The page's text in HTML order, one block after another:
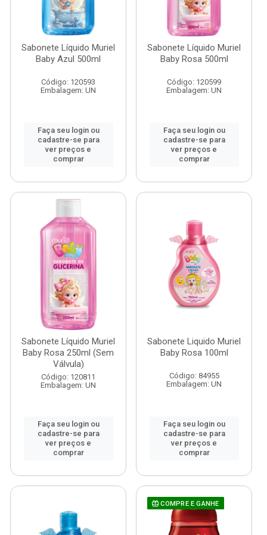
Sabonete Líquido Muriel
Baby Azul 500ml
Código: 120593
Embalagem: UN
Faça seu login ou
cadastre-se para
ver preços e
comprar
Sabonete Líquido Muriel
Baby Rosa 500ml
Código: 120599
Embalagem: UN
Faça seu login ou
cadastre-se para
ver preços e
comprar
Sabonete Líquido Muriel
Baby Rosa 250ml (Sem
Válvula)
Código: 120811
Embalagem: UN
Faça seu login ou
cadastre-se para
ver preços e
comprar
Sabonete Liquido Muriel
Baby Rosa 100ml
Código: 84955
Embalagem: UN
Faça seu login ou
cadastre-se para
ver preços e
comprar
COMPRE E GANHE